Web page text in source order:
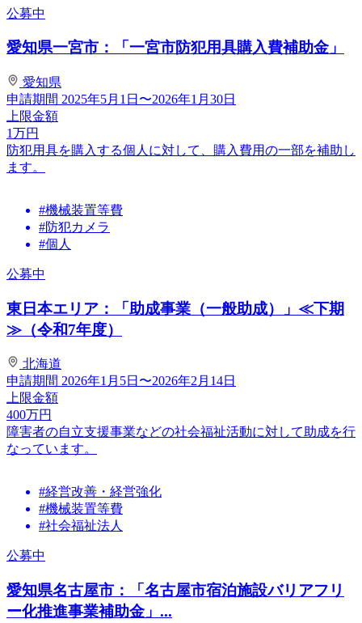
公募中
愛知県一宮市：「一宮市防犯用具購入費補助金」
愛知県
申請期間 2025年5月1日〜2026年1月30日
上限金額
1万円
防犯用具を購入する個人に対して、購入費用の一部を補助し
ます。
#機械装置等費
#防犯カメラ
#個人
公募中
東日本エリア：「助成事業（一般助成）」≪下期
≫（令和7年度）
北海道
申請期間 2026年1月5日〜2026年2月14日
上限金額
400万円
障害者の自立支援事業などの社会福祉活動に対して助成を行
なっています。
#経営改善・経営強化
#機械装置等費
#社会福祉法人
公募中
愛知県名古屋市：「名古屋市宿泊施設バリアフリ
ー化推進事業補助金」...